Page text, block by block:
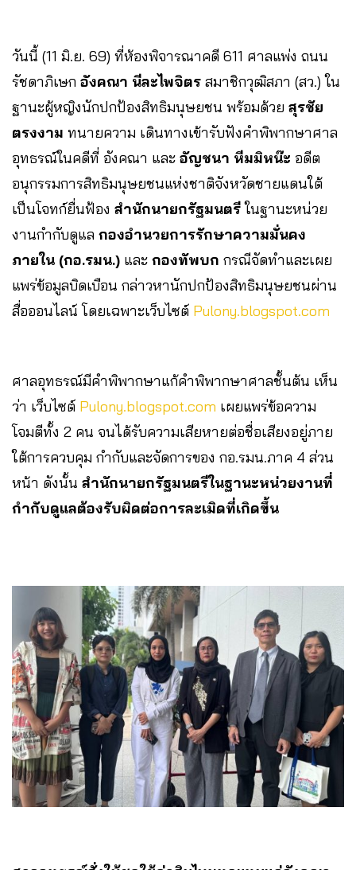
วันนี้ (11 มิ.ย. 69) ที่ห้องพิจารณาคดี 611 ศาลแพ่ง ถนน
รัชดาภิเษก อังคณา นีละไพจิตร สมาชิกวุฒิสภา (สว.) ใน
ฐานะผู้หญิงนักปกป้องสิทธิมนุษยชน พร้อมด้วย สุรชัย
ตรงงาม ทนายความ เดินทางเข้ารับฟังคำพิพากษาศาล
อุทธรณ์ในคดีที่ อังคณา และ อัญชนา หีมมิหน๊ะ อดีต
อนุกรรมการสิทธิมนุษยชนแห่งชาติจังหวัดชายแดนใต้
เป็นโจทก์ยื่นฟ้อง สำนักนายกรัฐมนตรีในฐานะหน่วย
งานกำกับดูแล กองอำนวยการรักษาความมั่นคง
ภายใน (กอ.รมน.) และ กองทัพบก กรณีจัดทำและเผย
แพร่ข้อมูลบิดเบือน กล่าวหานักปกป้องสิทธิมนุษยชนผ่าน
สื่อออนไลน์ โดยเฉพาะเว็บไซต์ Pulony.blogspot.com
ศาลอุทธรณ์มีคำพิพากษาแก้คำพิพากษาศาลชั้นต้น เห็น
ว่า เว็บไซต์ Pulony.blogspot.com เผยแพร่ข้อความ
โจมตีทั้ง 2 คน จนได้รับความเสียหายต่อชื่อเสียงอยู่ภาย
ใต้การควบคุม กำกับและจัดการของ กอ.รมน.ภาค 4 ส่วน
หน้า ดังนั้น สำนักนายกรัฐมนตรีในฐานะหน่วยงานที่
กำกับดูแลต้องรับผิดต่อการละเมิดที่เกิดขึ้น